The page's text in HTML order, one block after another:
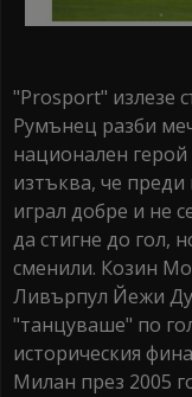
"Prosport" излезе
Румънец разби
национален
изтъква, че
играл добре и не
да стигне до гол,
сменили. Козин
Ливърпул Йежи
"танцуваше" по
историческия
Милан през 2005